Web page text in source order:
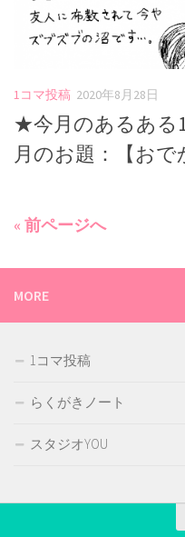
1コマ投稿 2020年8月28日
★今月のあるある
月のお題：【おで
« 前ページへ
MORE
1コマ投稿
らくがきノート
スタジオYOU